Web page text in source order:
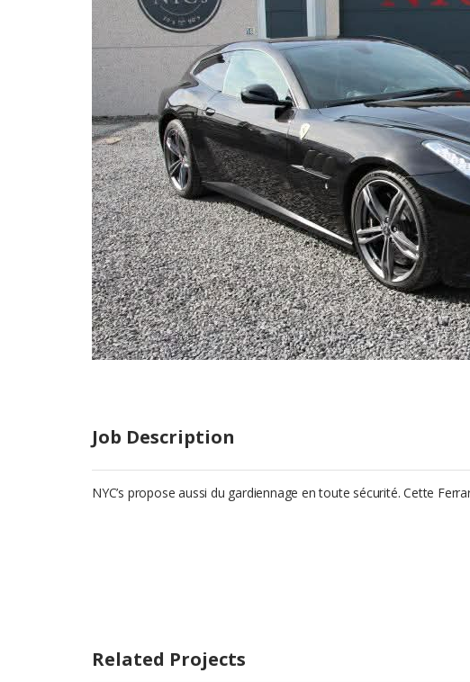
Job Description
NYC’s propose aussi du gardiennage en toute sécurité. Cette
Related Projects